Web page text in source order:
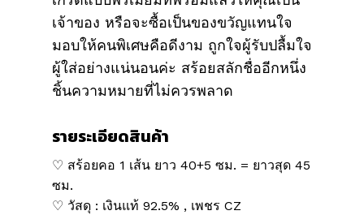
เจ้าของ หรือจะซื้อเป็นของขวัญแทนใจ
มอบให้คนพิเศษคือดีงาม ถูกใจผู้รับปลื้มใจ
ผู้ใส่อย่างแน่นอนค่ะ สร้อยสลักชื่ออีกหนึ่ง
ชิ้นความหมายที่ไม่ควรพลาด
รายระเอียดสินค้า
♡ สร้อยคอ 1 เส้น ยาว 40+5 ซม. = ยาวสุด 45
ซม.
♡ วัสดุ : เงินแท้ 92.5% , เพชร CZ